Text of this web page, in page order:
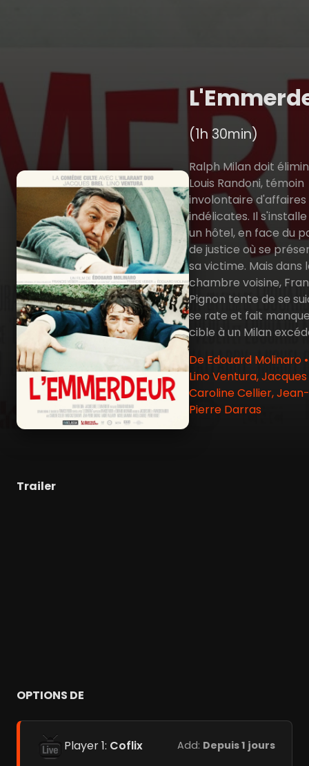
(1h 30min)
Ralph Milan doit
Louis Randoni, témoin
involontaire d'affaires
indélicates. Il
un hôtel, en face du
de justice où se
sa victime. Mais dans
chambre voisine,
Pignon tente de se
se rate et fait
cible à un Milan
De Edouard Molinaro
Lino Ventura,
Caroline Cellier, Jean-
Pierre Darras
Trailer
OPTIONS DE
Player 1: Coflix Add: Depuis 1 jours